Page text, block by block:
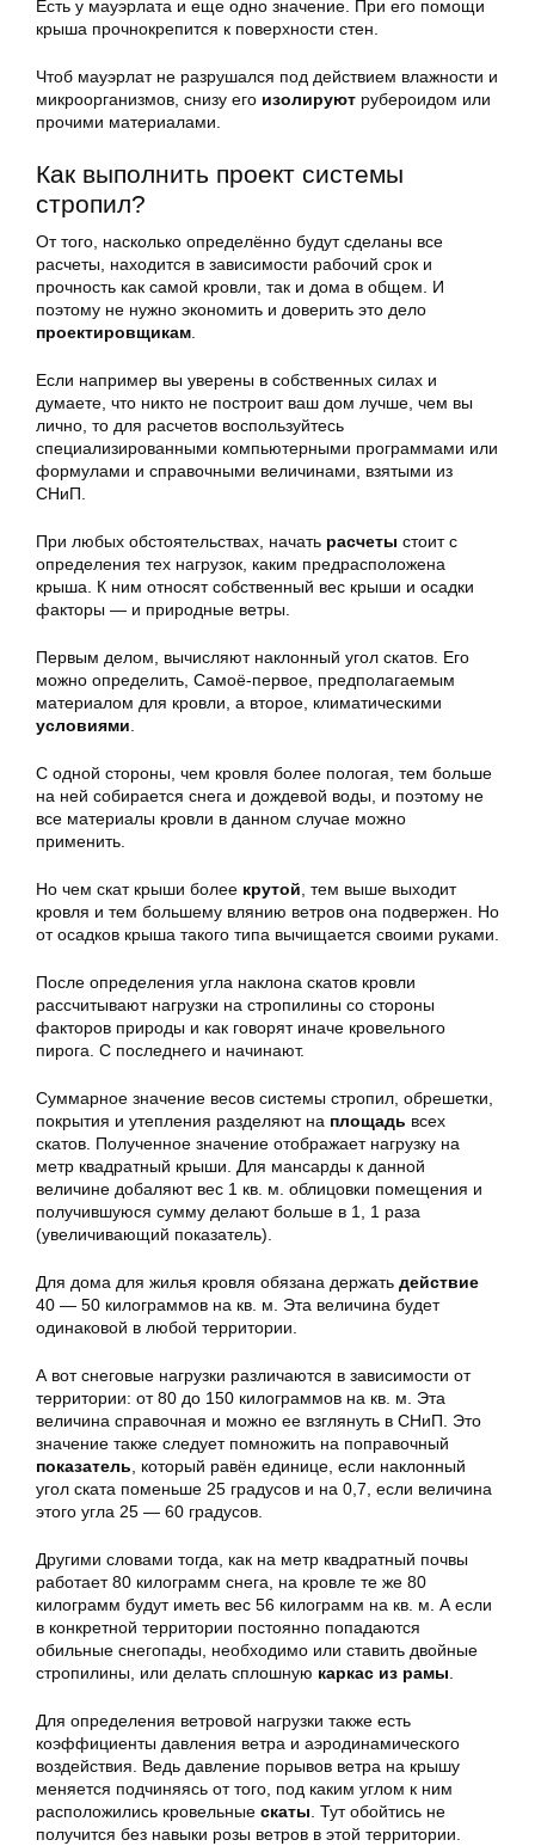
Есть у мауэрлата и еще одно значение. При его помощи
крыша прочнокрепится к поверхности стен.
Чтоб мауэрлат не разрушался под действием влажности и
микроорганизмов, снизу его изолируют рубероидом или
прочими материалами.
Как выполнить проект системы
стропил?
От того, насколько определённо будут сделаны все
расчеты, находится в зависимости рабочий срок и
прочность как самой кровли, так и дома в общем. И
поэтому не нужно экономить и доверить это дело
проектировщикам.
Если например вы уверены в собственных силах и
думаете, что никто не построит ваш дом лучше, чем вы
лично, то для расчетов воспользуйтесь
специализированными компьютерными программами или
формулами и справочными величинами, взятыми из
СНиП.
При любых обстоятельствах, начать расчеты стоит с
определения тех нагрузок, каким предрасположена
крыша. К ним относят собственный вес крыши и осадки
факторы — и природные ветры.
Первым делом, вычисляют наклонный угол скатов. Его
можно определить, Самоё-первое, предполагаемым
материалом для кровли, а второе, климатическими
условиями.
С одной стороны, чем кровля более пологая, тем больше
на ней собирается снега и дождевой воды, и поэтому не
все материалы кровли в данном случае можно
применить.
Но чем скат крыши более крутой, тем выше выходит
кровля и тем большему влянию ветров она подвержен. Но
от осадков крыша такого типа вычищается своими руками.
После определения угла наклона скатов кровли
рассчитывают нагрузки на стропилины со стороны
факторов природы и как говорят иначе кровельного
пирога. С последнего и начинают.
Суммарное значение весов системы стропил, обрешетки,
покрытия и утепления разделяют на площадь всех
скатов. Полученное значение отображает нагрузку на
метр квадратный крыши. Для мансарды к данной
величине добаляют вес 1 кв. м. облицовки помещения и
получившуюся сумму делают больше в 1, 1 раза
(увеличивающий показатель).
Для дома для жилья кровля обязана держать действие
40 — 50 килограммов на кв. м. Эта величина будет
одинаковой в любой территории.
А вот снеговые нагрузки различаются в зависимости от
территории: от 80 до 150 килограммов на кв. м. Эта
величина справочная и можно ее взглянуть в СНиП. Это
значение также следует помножить на поправочный
показатель, который равён единице, если наклонный
угол ската поменьше 25 градусов и на 0,7, если величина
этого угла 25 — 60 градусов.
Другими словами тогда, как на метр квадратный почвы
работает 80 килограмм снега, на кровле те же 80
килограмм будут иметь вес 56 килограмм на кв. м. А если
в конкретной территории постоянно попадаются
обильные снегопады, необходимо или ставить двойные
стропилины, или делать сплошную каркас из рамы.
Для определения ветровой нагрузки также есть
коэффициенты давления ветра и аэродинамического
воздействия. Ведь давление порывов ветра на крышу
меняется подчиняясь от того, под каким углом к ним
расположились кровельные скаты. Тут обойтись не
получится без навыки розы ветров в этой территории.